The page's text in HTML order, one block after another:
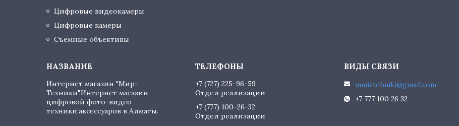
Цифровые видеокамеры
Цифровые камеры
Съемные объективы
Интернет магазин "Мир-
Техники".Интернет магазин
цифровой фото-видео
техники,аксессуаров в Алматы.
+7 (727) 225-96-59
Отдел реализации
+7 (777) 100-26-32
Отдел реализации
mmirtehniki@gmail.com
+7 777 100 26 32